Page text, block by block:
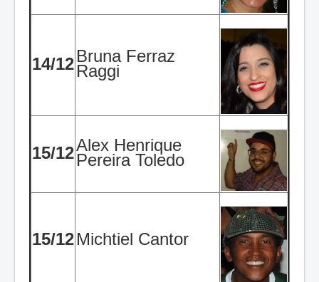
14/12Bruna Ferraz
Raggi
15/12Alex Henrique
Pereira Toledo
15/12Michtiel Cantor